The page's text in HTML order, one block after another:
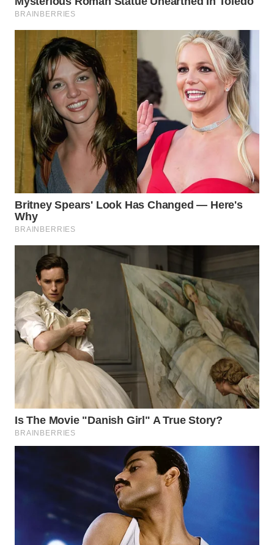
WAHANA
WAHANA
LISTRIK
WAHANA
TRAVEL
WAHANA
TV
WAHANANEWS
ID
WAHANANEWS
NET
WAHANA
SPORT
WAHANA
UMKM
WAHANA
SELEB
OTOMOTIF